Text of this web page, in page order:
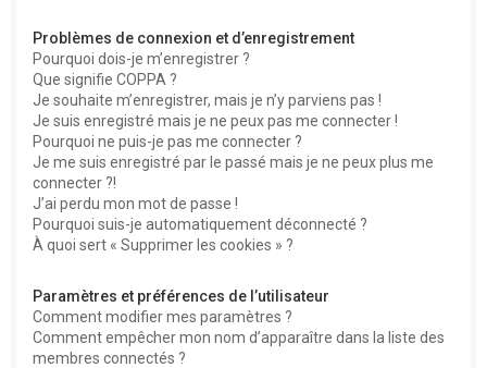
Problèmes de connexion et d’enregistrement
Pourquoi dois-je m’enregistrer ?
Que signifie COPPA ?
Je souhaite m’enregistrer, mais je n’y parviens pas !
Je suis enregistré mais je ne peux pas me connecter !
Pourquoi ne puis-je pas me connecter ?
Je me suis enregistré par le passé mais je ne peux plus me
connecter ?!
J’ai perdu mon mot de passe !
Pourquoi suis-je automatiquement déconnecté ?
À quoi sert « Supprimer les cookies » ?
Paramètres et préférences de l’utilisateur
Comment modifier mes paramètres ?
Comment empêcher mon nom d’apparaître dans la liste des
membres connectés ?